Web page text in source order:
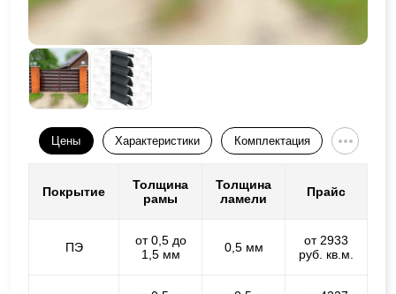
Цены Характеристики Комплектация
Покрытие
Толщина
рамы
Толщина
ламели
Прайс
ПЭ
от 0,5 до
1,5 мм
0,5 мм
от 2933
руб. кв.м.